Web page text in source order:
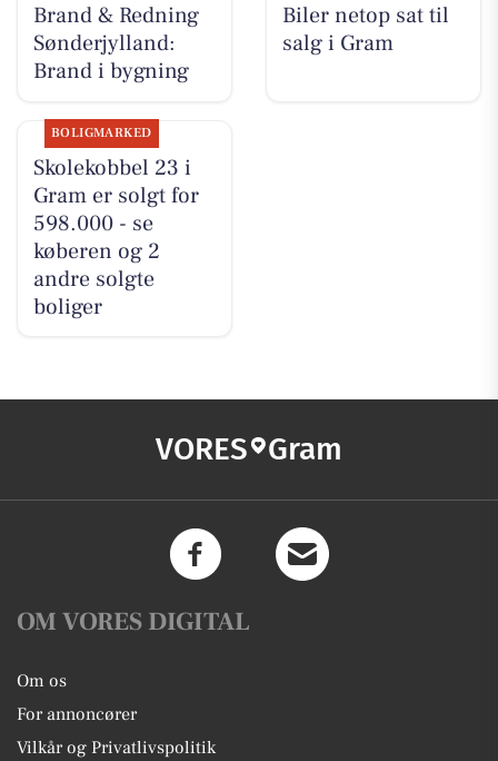
Brand & Redning
Sønderjylland:
Brand i bygning
Biler netop sat til
salg i Gram
BOLIGMARKED
Skolekobbel 23 i
Gram er solgt for
598.000 - se
køberen og 2
andre solgte
boliger
VORES Gram
OM VORES DIGITAL
Om os
For annoncører
Vilkår og Privatlivspolitik